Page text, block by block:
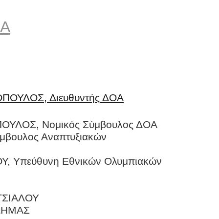
Διευθυντής ΔΟΑ
Νομικός Σύμβουλος ΔΟΑ
Αναπτυξιακών
Υπεύθυνη Εθνικών Ολυμπιακών